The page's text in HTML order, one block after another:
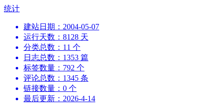
跳
统计
建站日期：2004-05-07
运行天数：8128 天
分类总数：11 个
日志总数：1353 篇
标签数量：792 个
评论总数：1345 条
链接数量：0 个
最后更新：2026-4-14